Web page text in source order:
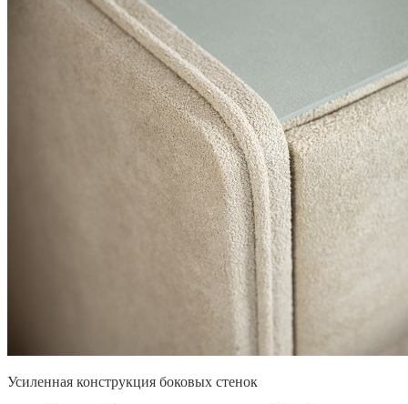
Усиленная конструкция боковых стенок